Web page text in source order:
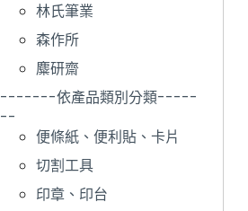
林氏筆業
森作所
麋研齋
-------依產品類別分類-----
--
便條紙、便利貼、卡片
切割工具
印章、印台